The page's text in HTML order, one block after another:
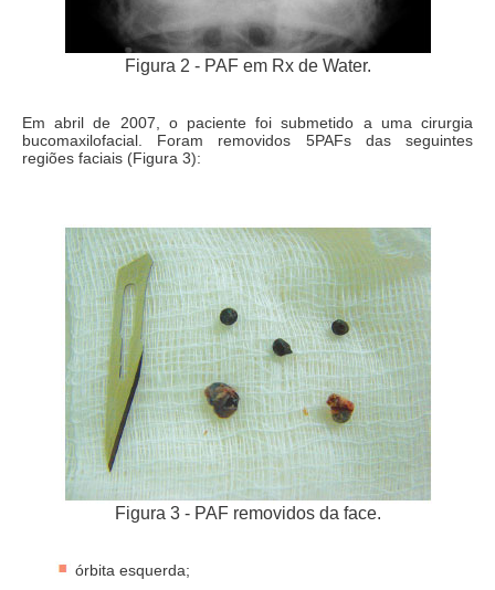
Figura 2 - PAF em Rx de Water.
Em abril de 2007, o paciente foi submetido a uma cirurgia
bucomaxilofacial. Foram removidos 5PAFs das seguintes
regiões faciais (Figura 3):
Figura 3 - PAF removidos da face.
órbita esquerda;